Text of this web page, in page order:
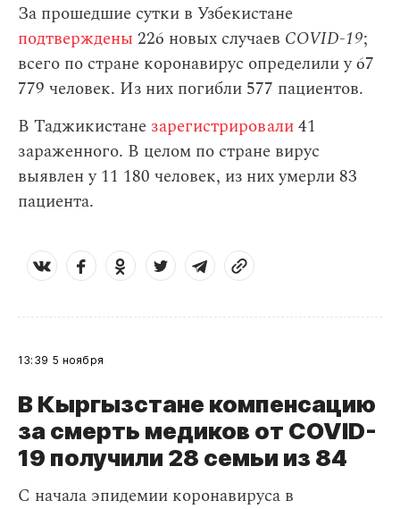
За прошедшие сутки в Узбекистане
подтверждены 226 новых случаев COVID-19;
всего по стране коронавирус определили у 67
779 человек. Из них погибли 577 пациентов.
В Таджикистане зарегистрировали41
зараженного. В целом по стране вирус
выявлен у 11 180 человек, из них умерли 83
пациента.
13:39 5 ноября
В Кыргызстане компенсацию
за смерть медиков от COVID-
19 получили 28 семьи из 84
С начала эпидемии коронавируса в